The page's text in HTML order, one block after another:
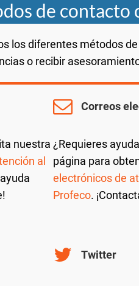
de contacto
los diferentes métodos
o recibir
nuestra
al
Correos
¿Requieres
página para
electrónicos de
Profeco.
Twitter